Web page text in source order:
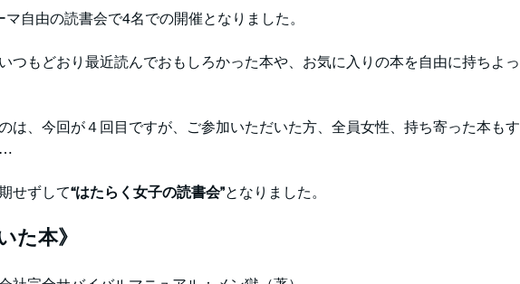
自由の読書会で4名での開催となりました。
つもどおり最近読んでおもしろかった本や、お気に入りの本を自由に持ちよっ
は、今回が４回目ですが、ご参加いただいた方、全員女性、持ち寄った本もす
…
せずして“はたらく女子の読書会”となりました。
た本》